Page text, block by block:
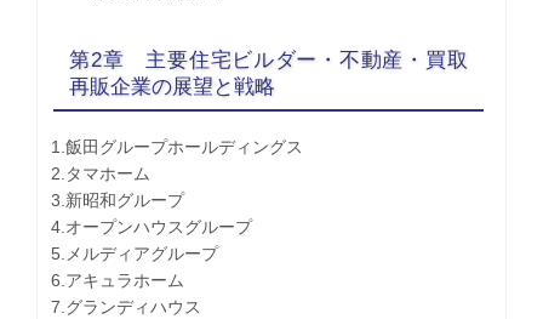
第2章 主要住宅ビルダー・不動産・買取
再販企業の展望と戦略
1.飯田グループホールディングス
2.タマホーム
3.新昭和グループ
4.オープンハウスグループ
5.メルディアグループ
6.アキュラホーム
7.グランディハウス